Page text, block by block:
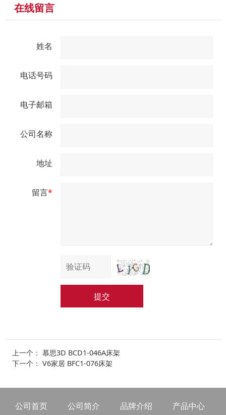
在线留言
姓名
电话号码
电子邮箱
公司名称
地址
留言*
提交
上一个：慕思3D BCD1-046A床架
下一个：V6家居 BFC1-076床架
公司首页 公司简介 品牌介绍 产品中心